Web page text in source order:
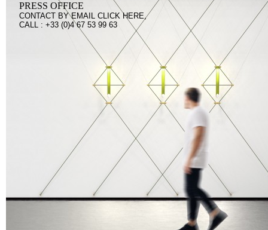
PRESS OFFICE
CONTACT BYEMAIL CLICK HERE,
CALL : +33 (0)4 67 53 99 63